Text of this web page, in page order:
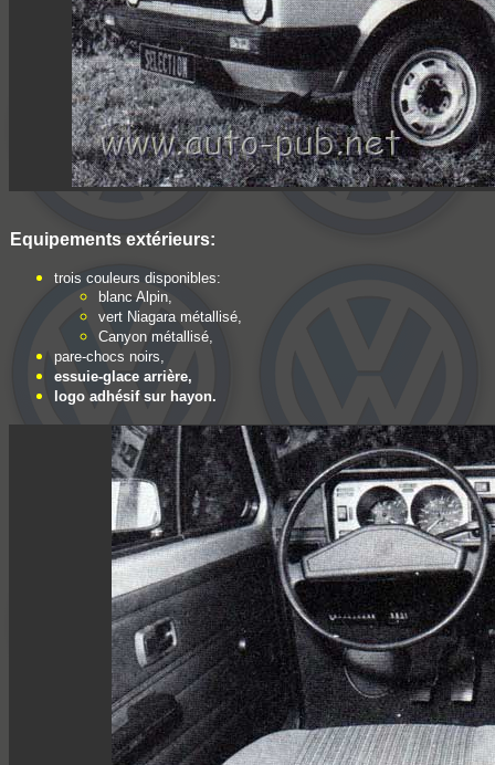
Equipements extérieurs:
trois couleurs disponibles:
blanc Alpin,
vert Niagara métallisé,
Canyon métallisé,
pare-chocs noirs,
essuie-glace arrière,
logo adhésif sur hayon.